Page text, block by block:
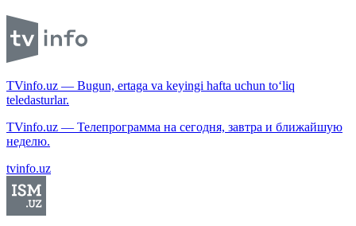
TVinfo.uz — Bugun, ertaga va keyingi hafta uchun to‘liq
teledasturlar.
TVinfo.uz — Телепрограмма на сегодня, завтра и ближайшую
неделю.
tvinfo.uz